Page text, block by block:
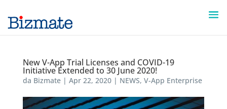
New V-App Trial Licenses and COVID-19
Initiative Extended to 30 June 2020!
da Bizmate| Apr 22, 2020| NEWS, V-App Enterprise